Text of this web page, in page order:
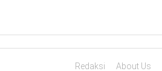
Redaksi About Us